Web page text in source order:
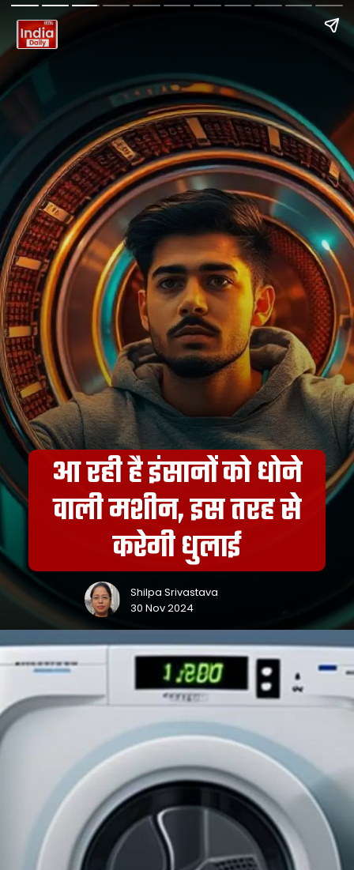
आ रही है इंसानों को धोने
वाली मशीन, इस तरह से
करेगी धुलाई
Shilpa Srivastava
30 Nov 2024